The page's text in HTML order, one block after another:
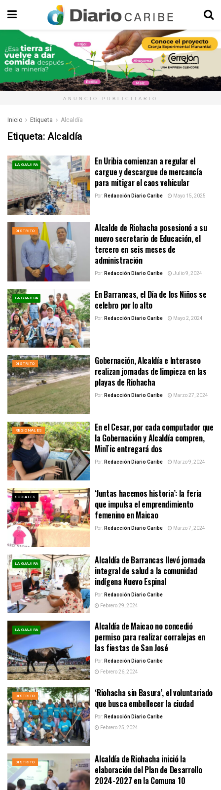
ANUNCIO PUBLICITARIO
Inicio Etiqueta Alcaldía
Etiqueta:Alcaldía
LA GUAJIRA
En Uribia comienzan a regular el
cargue y descargue de mercancía
para mitigar el caos vehicular
Por:Redacción Diario Caribe Mayo 15, 2025
DISTRITO
Alcalde de Riohacha posesionó a su
nuevo secretario de Educación, el
tercero en seis meses de
administración
Por:Redacción Diario Caribe Julio 9, 2024
LA GUAJIRA
En Barrancas, el Día de los Niños se
celebro por lo alto
Por:Redacción Diario Caribe Mayo 2, 2024
DISTRITO
Gobernación, Alcaldía e Interaseo
realizan jornadas de limpieza en las
playas de Riohacha
Por:Redacción Diario Caribe Marzo 27, 2024
REGIONALES
En el Cesar, por cada computador que
la Gobernación y Alcaldía compren,
MinTic entregará dos
Por:Redacción Diario Caribe Marzo 9, 2024
SOCIALES
‘Juntas hacemos historia’: la feria
que impulsa el emprendimiento
femenino en Maicao
Por:Redacción Diario Caribe Marzo 7, 2024
LA GUAJIRA
Alcaldía de Barrancas llevó jornada
integral de salud a la comunidad
indígena Nuevo Espinal
Por:Redacción Diario Caribe
Febrero 29, 2024
LA GUAJIRA
Alcaldía de Maicao no concedió
permiso para realizar corralejas en
las fiestas de San José
Por:Redacción Diario Caribe
Febrero 26, 2024
DISTRITO
‘Riohacha sin Basura’, el voluntariado
que busca embellecer la ciudad
Por:Redacción Diario Caribe
Febrero 25, 2024
DISTRITO
Alcaldía de Riohacha inició la
elaboración del Plan de Desarrollo
2024-2027 en la Comuna 10